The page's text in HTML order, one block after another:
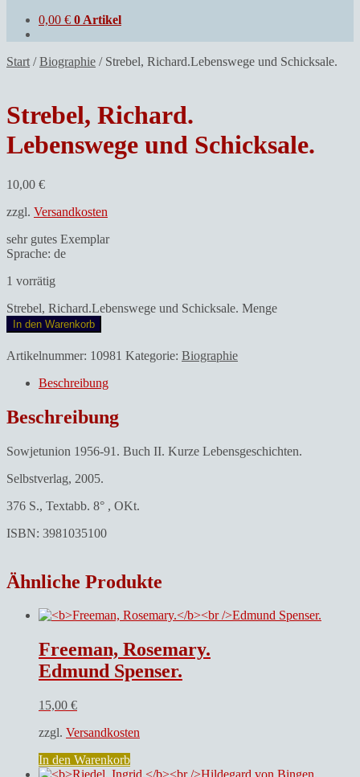
0,00 € 0 Artikel
Start /Biographie / Strebel, Richard.Lebenswege und Schicksale.
Strebel, Richard.
Lebenswege und Schicksale.
10,00 €
zzgl. Versandkosten
sehr gutes Exemplar
Sprache: de
1 vorrätig
Strebel, Richard.Lebenswege und Schicksale. Menge
In den Warenkorb
Artikelnummer: 10981 Kategorie: Biographie
Beschreibung
Beschreibung
Sowjetunion 1956-91. Buch II. Kurze Lebensgeschichten.
Selbstverlag, 2005.
376 S., Textabb. 8° , OKt.
ISBN: 3981035100
Ähnliche Produkte
Freeman, Rosemary.
Edmund Spenser.
15,00 €
zzgl. Versandkosten
In den Warenkorb